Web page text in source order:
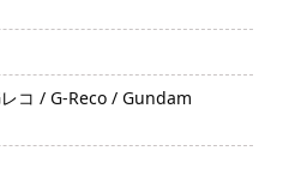
コ / G-Reco / Gundam